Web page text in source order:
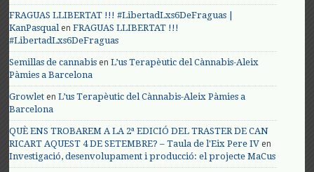
FRAGUAS LLIBERTAT !!! #LibertadLxs6DeFraguas |
KanPasqualenFRAGUAS LLIBERTAT !!!
#LibertadLxs6DeFraguas
Semillas de cannabis enL’us Terapèutic del Cànnabis-Aleix
Pàmies a Barcelona
Growlet enL’us Terapèutic del Cànnabis-Aleix Pàmies a
Barcelona
QUÈ ENS TROBAREM A LA 2ª EDICIÓ DEL TRASTER DE CAN
RICART AQUEST 4 DE SETEMBRE? – Taula de l'Eix Pere IV en
Investigació, desenvolupament i producció: el projecte MaCus